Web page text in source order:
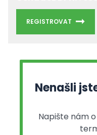
REGISTROVAT
Nenašli
Napište nám